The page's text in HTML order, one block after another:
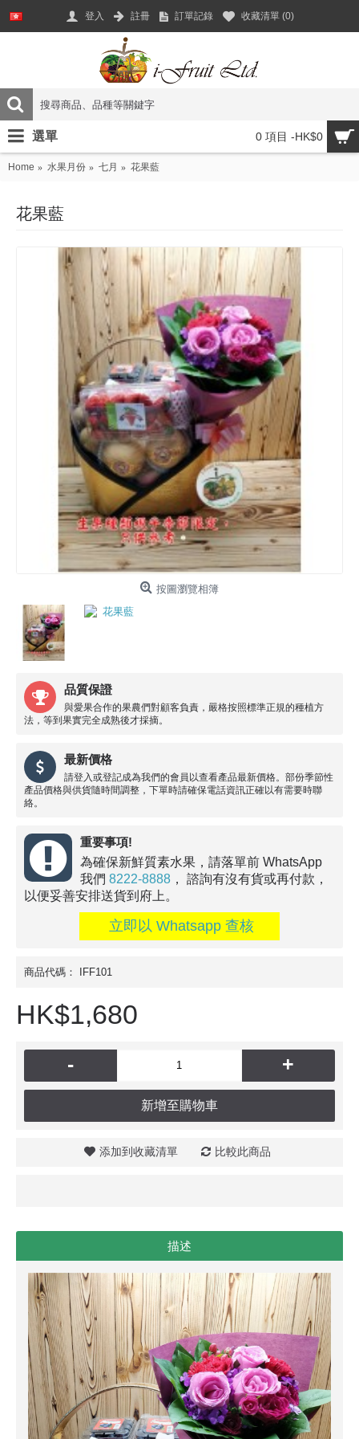
登入 註冊 訂單記錄 收藏清單 (0)
0 項目 -HK$0
選單
Home 水果月份 七月 花果藍
花果藍
按圖瀏覽相簿
品質保證
與愛果合作的果農們對顧客負責，嚴格按照標準正規的種植方
法，等到果實完全成熟後才採摘。
最新價格
請登入或登記成為我們的會員以查看產品最新價格。部份季節性
產品價格與供貨隨時間調整，下單時請確保電話資訊正確以有需要時聯
絡。
重要事項!
為確保新鮮質素水果，請落單前 WhatsApp
我們 8222-8888 ， 諮詢有沒有貨或再付款，
以便妥善安排送貨到府上。
立即以 Whatsapp 查核
商品代碼： IFF101
HK$1,680
- +
新增至購物車
添加到收藏清單 比較此商品
描述